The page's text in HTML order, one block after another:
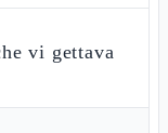
vi gettava